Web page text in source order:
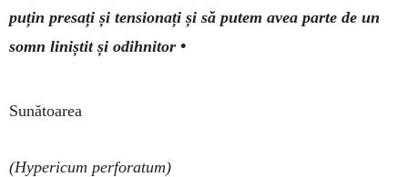
puțin presați și ten­sionați și să putem avea parte de un
somn liniștit și odihnitor •
Sunătoarea
(Hypericum perforatum)